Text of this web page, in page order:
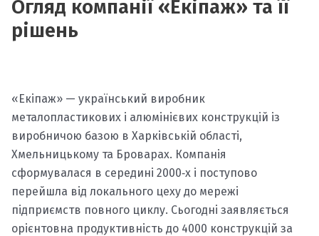
Огляд компанії «Екіпаж» та її
рішень
«Екіпаж» — український виробник
металопластикових і алюмінієвих конструкцій із
виробничою базою в Харківській області,
Хмельницькому та Броварах. Компанія
сформувалася в середині 2000‑х і поступово
перейшла від локального цеху до мережі
підприємств повного циклу. Сьогодні заявляється
орієнтовна продуктивність до 4000 конструкцій за